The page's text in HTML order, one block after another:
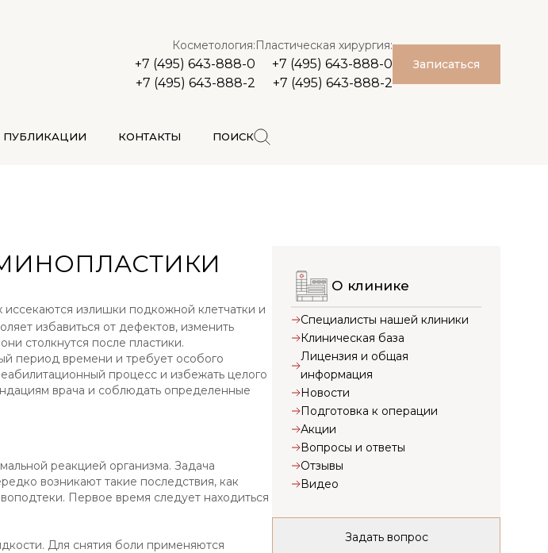
Косметология:
+7 (495) 643-888-0
+7 (495) 643-888-2
Пластическая хирургия:
+7 (495) 643-888-0
+7 (495) 643-888-2
Записаться
ПУБЛИКАЦИИ КОНТАКТЫ ПОИСК
иссекаются излишки подкожной клетчатки и
избавиться от дефектов, изменить
столкнутся после пластики.
период времени и требует особого
процесс и избежать целого
врача и соблюдать определенные
реакцией организма. Задача
возникают такие последствия, как
Первое время следует находиться
Для снятия боли применяются
О клинике
Специалисты нашей клиники
Клиническая база
Лицензия и общая
информация
Новости
Подготовка к операции
Акции
Вопросы и ответы
Отзывы
Видео
Задать вопрос